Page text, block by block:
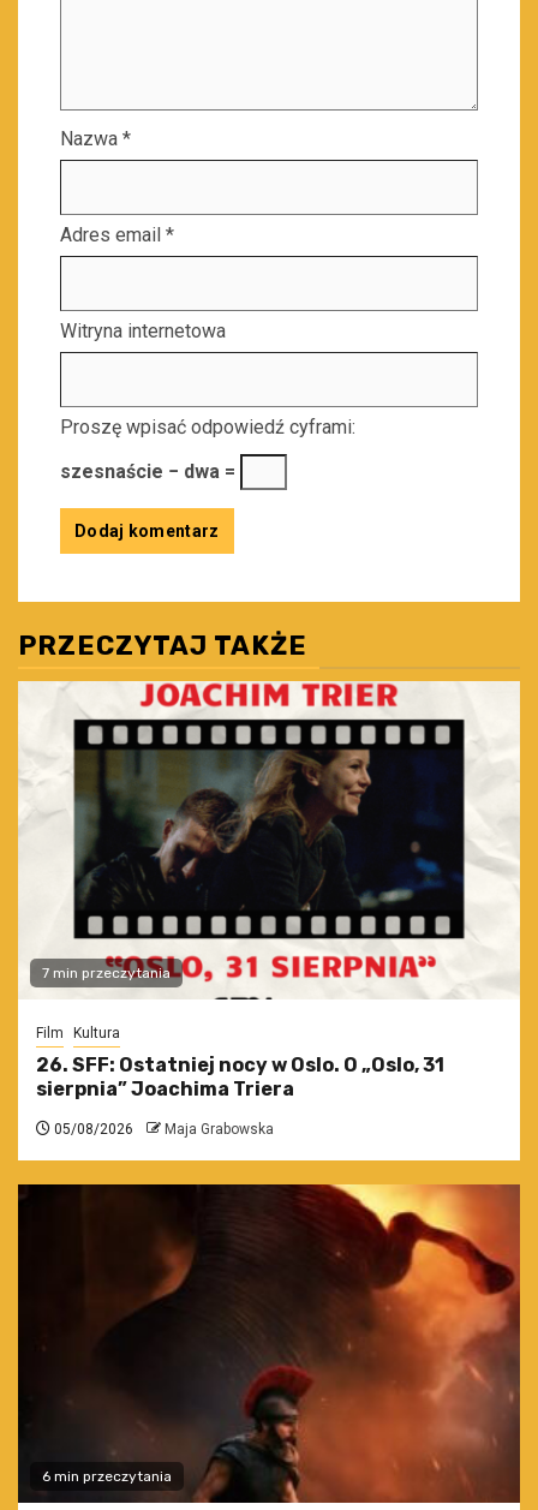
Nazwa *
Adres email *
Witryna internetowa
Proszę wpisać odpowiedź cyframi:
szesnaście − dwa =
PRZECZYTAJ TAKŻE
7 min przeczytania
Film Kultura
26. SFF: Ostatniej nocy w Oslo. O „Oslo, 31
sierpnia” Joachima Triera
05/08/2026 Maja Grabowska
6 min przeczytania